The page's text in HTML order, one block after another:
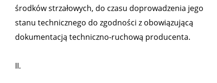
środków strzałowych, do czasu doprowadzenia jego
stanu technicznego do zgodności z obowiązującą
dokumentacją techniczno-ruchową producenta.
II.